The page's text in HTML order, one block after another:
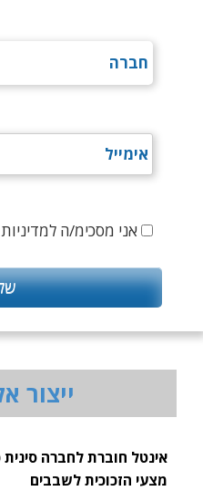
אני מסכימ/ה
ייצור
אינטל חוברת לחברה
מצעי הזכוכית לשבבים